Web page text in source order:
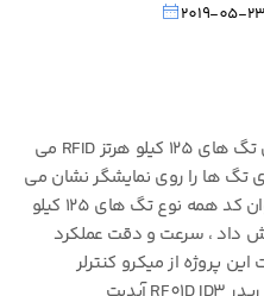
2019-05-23
یک کارت خوان تگ های 125 کیلو هرتز RFID می
شده روی تگ ها را روی نمایشگر نشان می
دهد ، با استفاده از این پروژه می توان کد همه نوع تگ های 125 کیلو
داد ، سرعت و دقت عملکرد
پروژه از میکرو کنترلر